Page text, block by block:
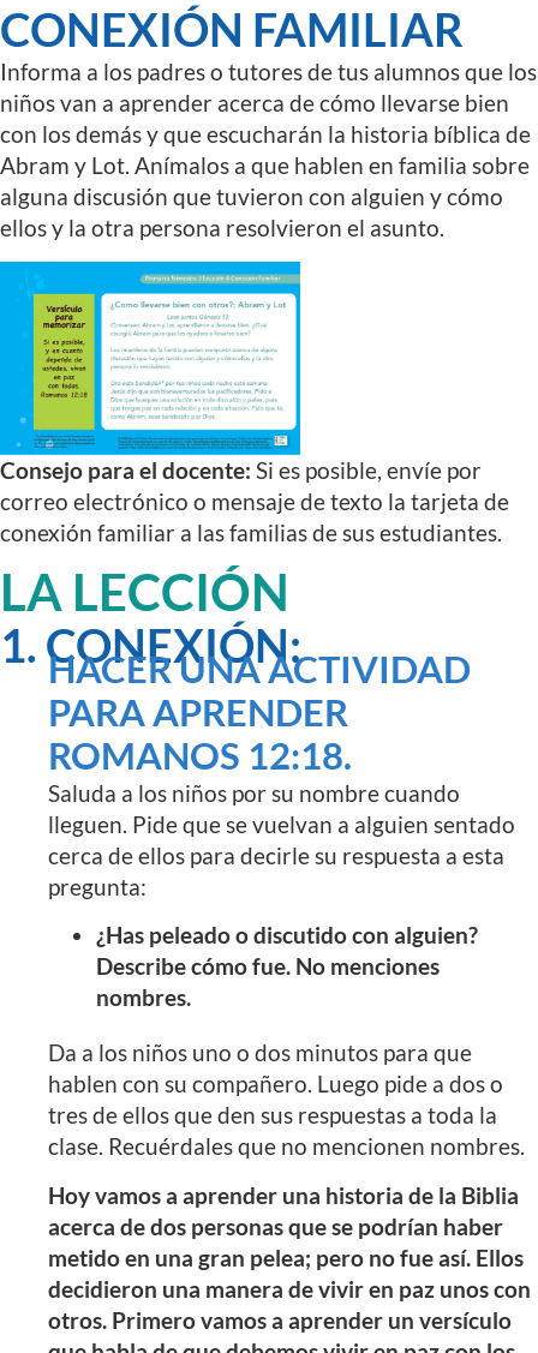
CONEXIÓN FAMILIAR
Informa a los padres o tutores de tus alumnos que los
niños van a aprender acerca de cómo llevarse bien
con los demás y que escucharán la historia bíblica de
Abram y Lot. Anímalos a que hablen en familia sobre
alguna discusión que tuvieron con alguien y cómo
ellos y la otra persona resolvieron el asunto.
Consejo para el docente: Si es posible, envíe por
correo electrónico o mensaje de texto la tarjeta de
conexión familiar a las familias de sus estudiantes.
LA LECCIÓN
1. CONEXIÓN:
HACER UNA ACTIVIDAD
PARA APRENDER
ROMANOS 12:18.
Saluda a los niños por su nombre cuando
lleguen. Pide que se vuelvan a alguien sentado
cerca de ellos para decirle su respuesta a esta
pregunta:
¿Has peleado o discutido con alguien?
Describe cómo fue. No menciones
nombres.
Da a los niños uno o dos minutos para que
hablen con su compañero. Luego pide a dos o
tres de ellos que den sus respuestas a toda la
clase. Recuérdales que no mencionen nombres.
Hoy vamos a aprender una historia de la Biblia
acerca de dos personas que se podrían haber
metido en una gran pelea; pero no fue así. Ellos
decidieron una manera de vivir en paz unos con
otros. Primero vamos a aprender un versículo